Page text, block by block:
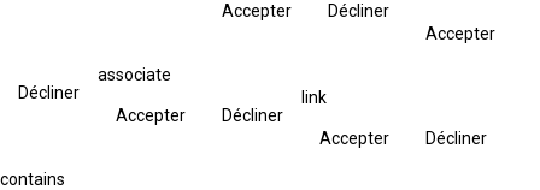
Accepter Décliner
Accepter
Décliner
associate
Accepter Décliner
link
Accepter Décliner
contains